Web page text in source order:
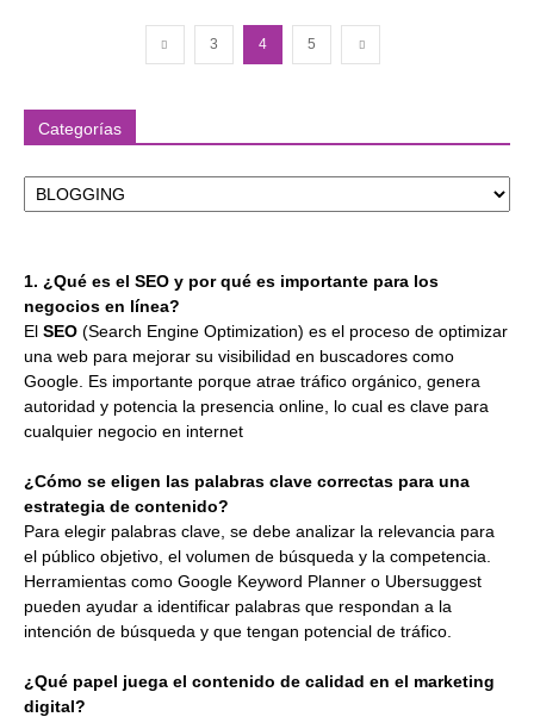
3 4 5
Categorías
Categorías
1. ¿Qué es el SEO y por qué es importante para los
negocios en línea?
El SEO (Search Engine Optimization) es el proceso de optimizar
una web para mejorar su visibilidad en buscadores como
Google. Es importante porque atrae tráfico orgánico, genera
autoridad y potencia la presencia online, lo cual es clave para
cualquier negocio en internet
¿Cómo se eligen las palabras clave correctas para una
estrategia de contenido?
Para elegir palabras clave, se debe analizar la relevancia para
el público objetivo, el volumen de búsqueda y la competencia.
Herramientas como Google Keyword Planner o Ubersuggest
pueden ayudar a identificar palabras que respondan a la
intención de búsqueda y que tengan potencial de tráfico.
¿Qué papel juega el contenido de calidad en el marketing
digital?